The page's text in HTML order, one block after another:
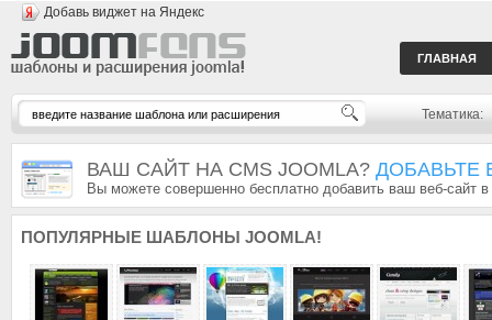
Добавь виджет на Яндекс
ГЛАВНАЯ
Тематика:
ВАШ САЙТ НА CMS JOOMLA? ДОБАВЬТЕ
Вы можете совершенно бесплатно добавить ваш веб-сайт
ПОПУЛЯРНЫЕ ШАБЛОНЫ JOOMLA!